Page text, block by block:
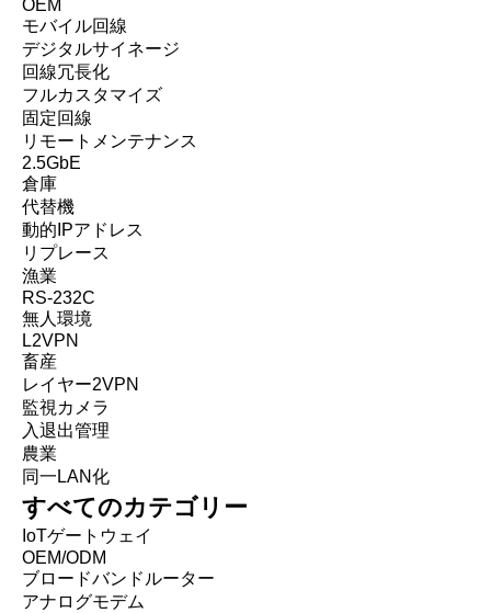
OEM
モバイル回線
デジタルサイネージ
回線冗長化
フルカスタマイズ
固定回線
リモートメンテナンス
2.5GbE
倉庫
代替機
動的IPアドレス
リプレース
漁業
RS-232C
無人環境
L2VPN
畜産
レイヤー2VPN
監視カメラ
入退出管理
農業
同一LAN化
すべてのカテゴリー
IoTゲートウェイ
OEM/ODM
ブロードバンドルーター
アナログモデム